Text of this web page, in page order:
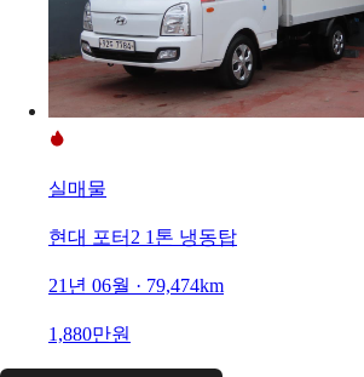
실매물
현대 포터2 1톤 냉동탑
21년 06월 · 79,474km
1,880만원